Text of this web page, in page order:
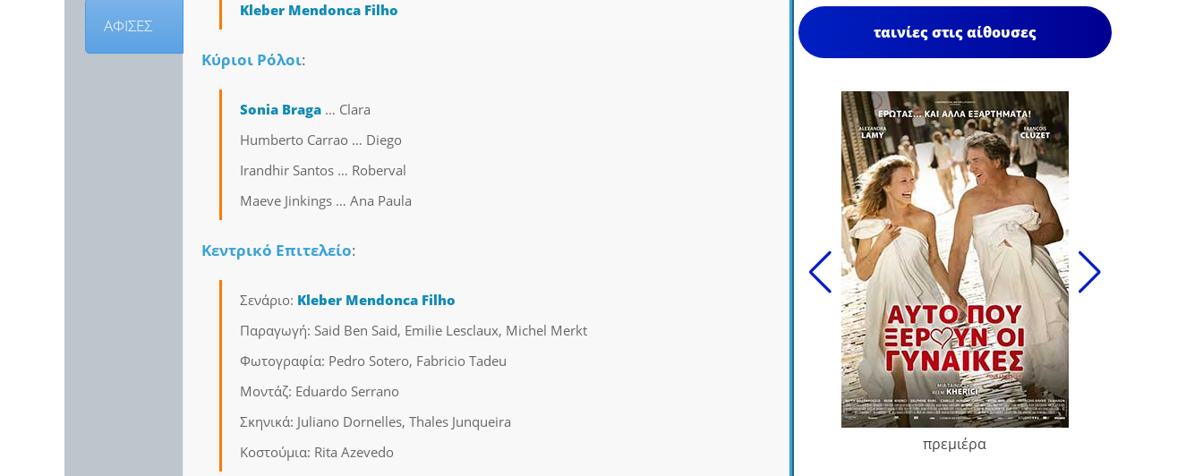
ΑΦΙΣΕΣ
Kleber Mendonca Filho
Κύριοι Ρόλοι:
Sonia Braga … Clara
Humberto Carrao … Diego
Irandhir Santos … Roberval
Maeve Jinkings … Ana Paula
Κεντρικό Επιτελείο:
Σενάριο: Kleber Mendonca Filho
Παραγωγή: Said Ben Said, Emilie Lesclaux, Michel Merkt
Φωτογραφία: Pedro Sotero, Fabricio Tadeu
Μοντάζ: Eduardo Serrano
Σκηνικά: Juliano Dornelles, Thales Junqueira
Κοστούμια: Rita Azevedo
ταινίες στις αίθουσες
πρεμιέρα